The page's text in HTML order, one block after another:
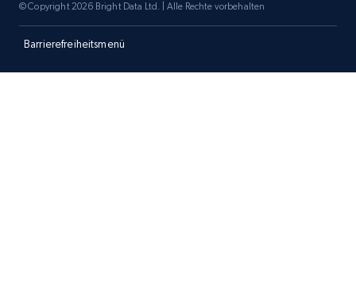
Asin, URL, Name, Sponsored, Initial price, Final
price, Currency, Sold, and more.
1.6K+ 181+ Jetzt anfangen
Barrierefreiheitsmenü
© Copyright 2026 Bright Data Ltd. | Alle Rechte vorbehalten